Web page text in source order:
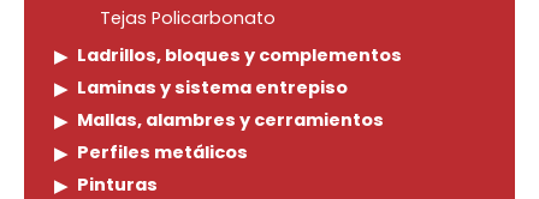
Tejas Policarbonato
Ladrillos, bloques y complementos
Laminas y sistema entrepiso
Mallas, alambres y cerramientos
Perfiles metálicos
Pinturas